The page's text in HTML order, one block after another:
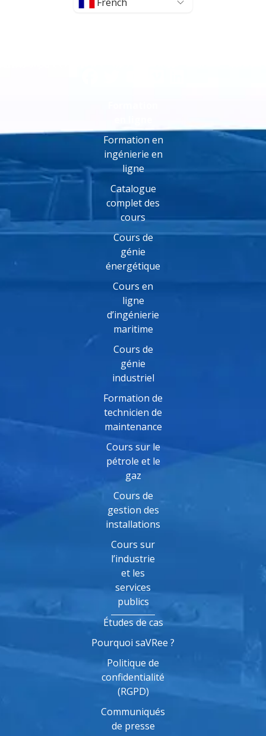
Formation en
ingénierie en
ligne
Catalogue
complet des
cours
Cours de
génie
énergétique
Cours en
ligne
d’ingénierie
maritime
Cours de
génie
industriel
Formation de
technicien de
maintenance
Cours sur le
pétrole et le
gaz
Cours de
gestion des
installations
Cours sur
l’industrie
et les
services
publics
Études de cas
Pourquoi saVRee ?
Politique de
confidentialité
(RGPD)
Communiqués
de presse